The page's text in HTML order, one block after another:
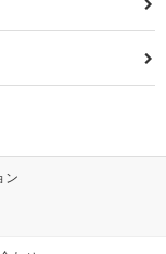
ン